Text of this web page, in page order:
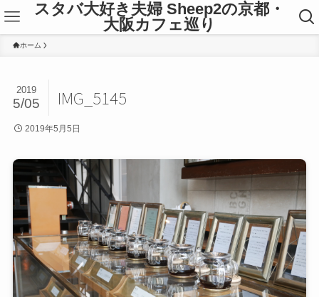
スタバ大好き夫婦 Sheep2の京都・
大阪カフェ巡り
ホーム
IMG_5145
2019
5/05
2019年5月5日